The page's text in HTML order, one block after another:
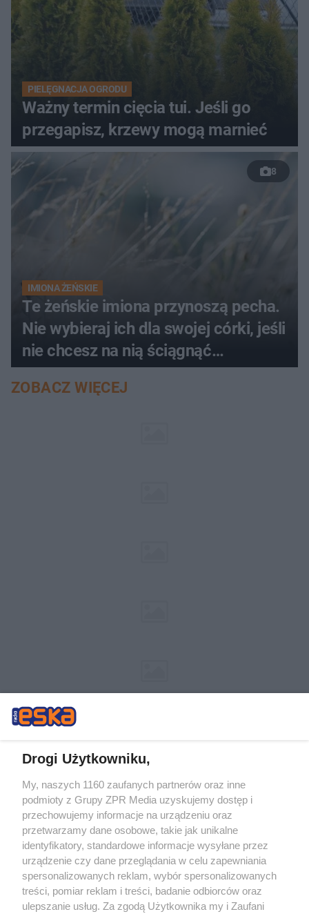
PIELĘGNACJA OGRODU
Ważny termin cięcia tui. Jeśli go
przegapisz, krzewy mogą marnieć
8
IMIONA ŻEŃSKIE
Te żeńskie imiona przynoszą pecha.
Nie wybieraj ich dla swojej córki, jeśli
nie chcesz na nią ściągnąć
nieszczęścia
ZOBACZ WIĘCEJ
Żaden utwór zamieszczony w serwisie nie może być powielany i
rozpowszechniany lub dalej rozpowszechniany w jakikolwiek sposób (w
tym także elektroniczny lub mechaniczny) na jakimkolwiek polu
eksploatacji w jakiejkolwiek formie, włącznie z umieszczaniem w Internecie
bez pisemnej zgody właściciela praw. Jakiekolwiek użycie lub
wykorzystanie utworów w całości lub w części z naruszeniem prawa, tzn.
bez właściwej zgody, jest zabronione pod groźbą kary i może być ścigane
prawnie.
Drogi Użytkowniku,
My, naszych 1160 zaufanych partnerów oraz inne
podmioty z Grupy ZPR Media uzyskujemy dostęp i
przechowujemy informacje na urządzeniu oraz
przetwarzamy dane osobowe, takie jak unikalne
identyfikatory, standardowe informacje wysyłane przez
urządzenie czy dane przeglądania w celu zapewniania
spersonalizowanych reklam, wybór spersonalizowanych
treści, pomiar reklam i treści, badanie odbiorców oraz
ulepszanie usług. Za zgodą Użytkownika my i Zaufani